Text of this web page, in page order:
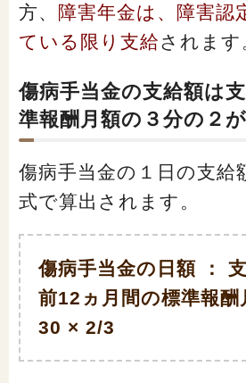
方、 障害年金は、障害認
ている限り支給されます
傷病手当金の支給額は
準報酬月額の３分の２
傷病手当金の１日の支給
式で算出されます。
傷病手当金の日額 ：
前12ヵ月間の標準報酬
30 × 2/3